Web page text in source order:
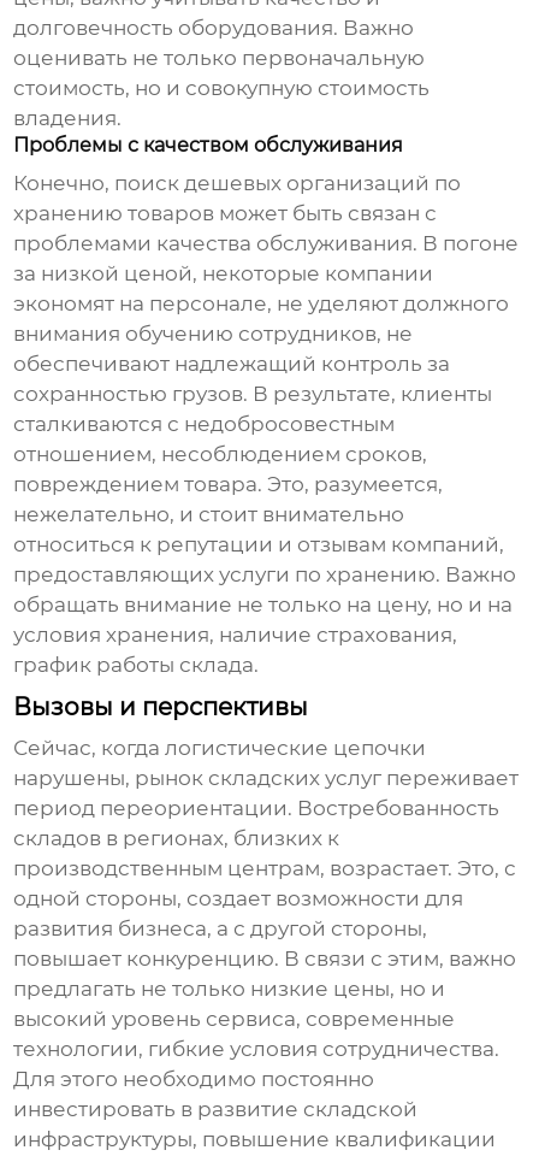
долговечность оборудования. Важно
оценивать не только первоначальную
стоимость, но и совокупную стоимость
владения.
Проблемы с качеством обслуживания
Конечно, поискдешевых организаций по
хранению товаров может быть связан с
проблемами качества обслуживания. В погоне
за низкой ценой, некоторые компании
экономят на персонале, не уделяют должного
внимания обучению сотрудников, не
обеспечивают надлежащий контроль за
сохранностью грузов. В результате, клиенты
сталкиваются с недобросовестным
отношением, несоблюдением сроков,
повреждением товара. Это, разумеется,
нежелательно, и стоит внимательно
относиться к репутации и отзывам компаний,
предоставляющих услуги по хранению. Важно
обращать внимание не только на цену, но и на
условия хранения, наличие страхования,
график работы склада.
Вызовы и перспективы
Сейчас, когда логистические цепочки
нарушены, рынок складских услуг переживает
период переориентации. Востребованность
складов в регионах, близких к
производственным центрам, возрастает. Это, с
одной стороны, создает возможности для
развития бизнеса, а с другой стороны,
повышает конкуренцию. В связи с этим, важно
предлагать не только низкие цены, но и
высокий уровень сервиса, современные
технологии, гибкие условия сотрудничества.
Для этого необходимо постоянно
инвестировать в развитие складской
инфраструктуры, повышение квалификации